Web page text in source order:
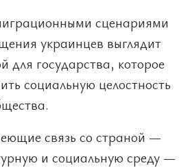
сценариями
украинцев выглядит
для государства, которое
социальную целостность
связь со страной —
и социальную среду —